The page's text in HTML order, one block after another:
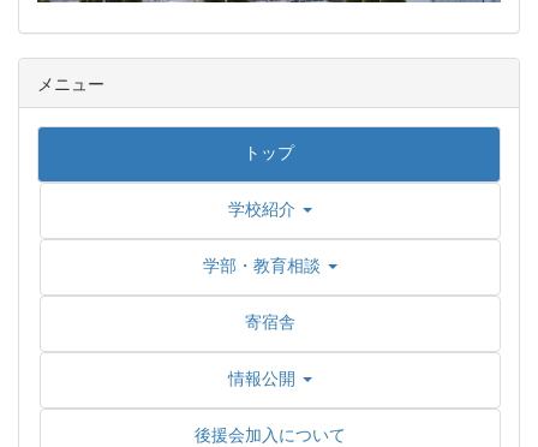
メニュー
トップ
学校紹介
学部・教育相談
寄宿舎
情報公開
後援会加入について